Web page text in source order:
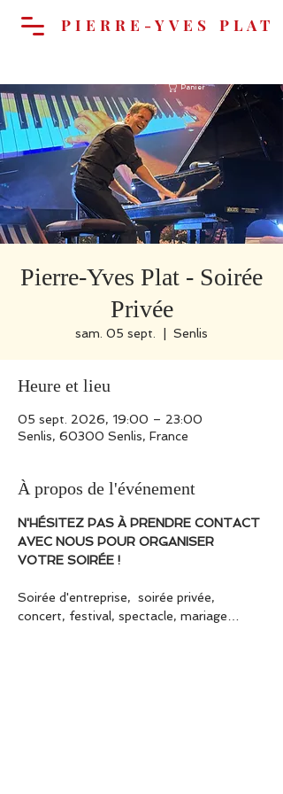
Panier
PIERRE-YVES PLAT
Pierre-Yves Plat - Soirée
Privée
sam. 05 sept. Senlis
Heure et lieu
05 sept. 2026, 19:00 – 23:00
Senlis, 60300 Senlis, France
À propos de l'événement
N'HÉSITEZ PAS À PRENDRE CONTACT
AVEC NOUS POUR ORGANISER
VOTRE SOIRÉE !
Soirée d'entreprise,  soirée privée,
concert, festival, spectacle, mariage…